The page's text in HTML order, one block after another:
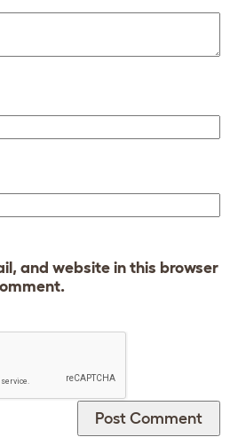
and website in this browser